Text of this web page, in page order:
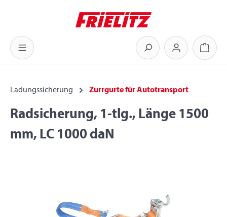
Zum Hauptinhalt springen
Ladungssicherung Zurrgurte für Autotransport
Radsicherung, 1-tlg., Länge 1500
mm, LC 1000 daN